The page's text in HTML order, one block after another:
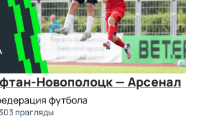
Новополоцк — Арсенал
футбола
прагляды